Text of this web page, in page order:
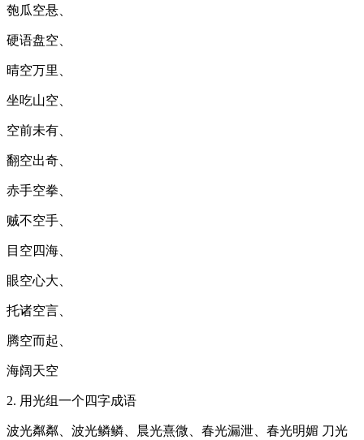
匏瓜空悬、
硬语盘空、
晴空万里、
坐吃山空、
空前未有、
翻空出奇、
赤手空拳、
贼不空手、
目空四海、
眼空心大、
托诸空言、
腾空而起、
海阔天空
2. 用光组一个四字成语
波光粼粼、波光鳞鳞、晨光熹微、春光漏泄、春光明媚 刀光